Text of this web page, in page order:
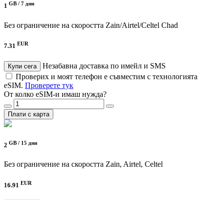
1 GB / 7 дни
Без ограничение на скоростта Zain/Airtel/Celtel Chad
7.31 EUR
Купи сега
Незабавна доставка по имейл и SMS
Проверих и моят телефон е съвместим с технологията
eSIM. Проверете тук
От колко eSIM-и имаш нужда?
Плати с карта
2 GB / 15 дни
Без ограничение на скоростта Zain, Airtel, Celtel
16.91 EUR